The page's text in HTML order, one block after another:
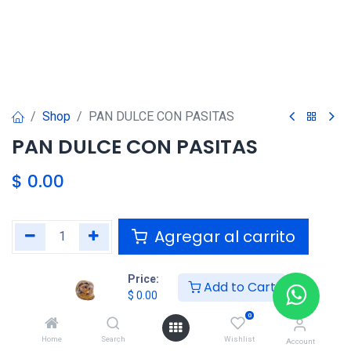
Price:
$ 0.00 Add to Cart
Home Search
0
Wishlist Account
Shop PAN DULCE CON PASITAS
PAN DULCE CON PASITAS
$ 0.00
Agregar al carrito
Agregar a la lista de deseos
Compartir :